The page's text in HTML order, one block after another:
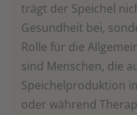
trägt der Speichel
Gesundheit bei,
Rolle für die
sind Menschen, die
Speichelproduktion
oder während